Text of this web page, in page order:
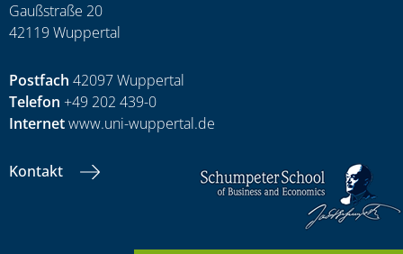
Gaußstraße 20
42119 Wuppertal
Postfach 42097 Wuppertal
Telefon +49 202 439-0
Internetwww.uni-wuppertal.de
Kontakt